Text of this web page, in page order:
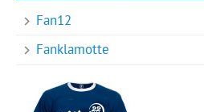
Fan12
Fanklamotte